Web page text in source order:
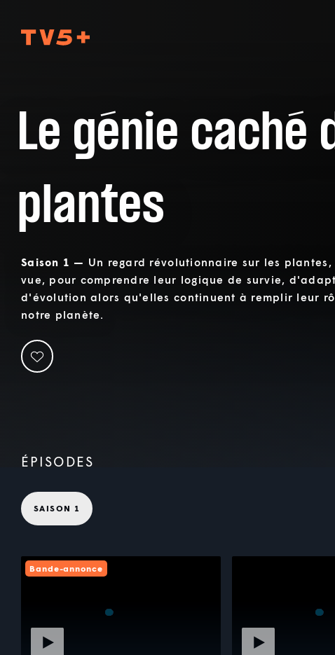
Le génie caché
plantes
Saison 1 — Un regard révolutionnaire sur les
vue, pour comprendre leur logique de survie,
d'évolution alors qu'elles continuent à remplir leur
notre planète.
ÉPISODES
SAISON 1
Bande-annonce